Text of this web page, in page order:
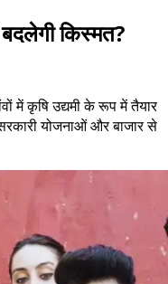
किस्मत?
में कृषि उद्यमी के रूप में तैयार
योजनाओं और बाजार से